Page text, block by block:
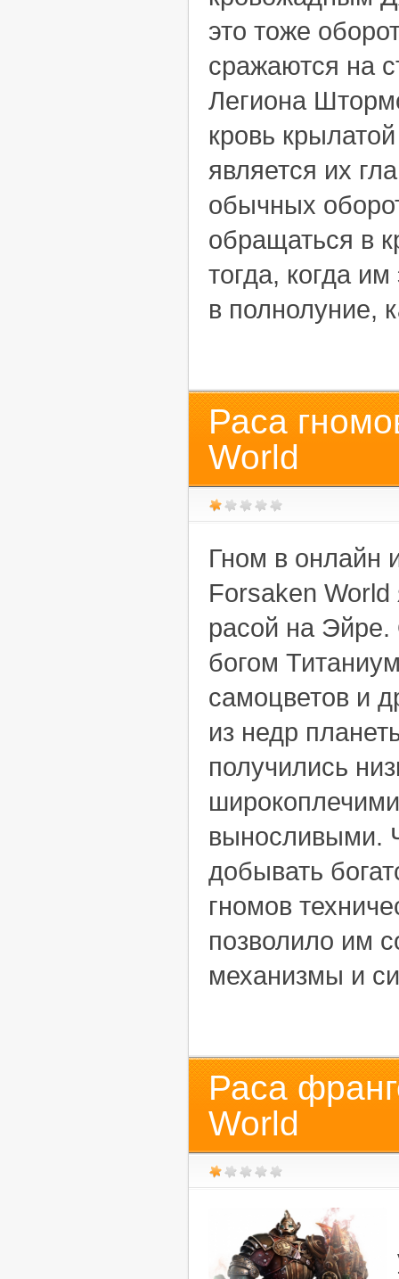
это тоже
сражаются на
Легиона
кровь
является их
обычных
обращаться в
тогда, когда
в полнолуние,
Раса
World
Гном в онлайн
Forsaken
расой на
богом
самоцветов и
из недр
получились
выносливыми.
добывать
гномов
позволило им
механизмы и
Раса
World